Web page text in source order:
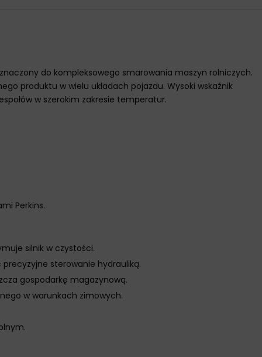
do kompleksowego smarowania maszyn rolniczych.
produktu w wielu układach pojazdu. Wysoki wskaźnik
w szerokim zakresie temperatur.
Perkins.
silnik w czystości.
sterowanie hydrauliką.
gospodarkę magazynową.
w warunkach zimowych.